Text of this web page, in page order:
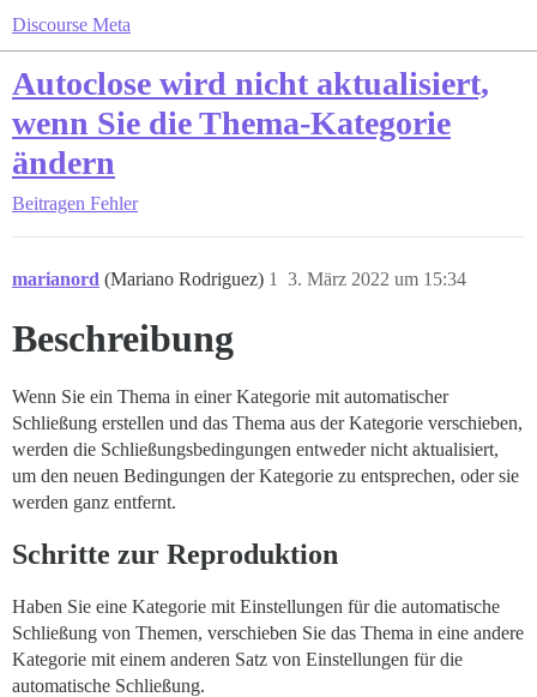
Discourse Meta
Autoclose wird nicht aktualisiert,
wenn Sie die Thema-Kategorie
ändern
Beitragen Fehler
marianord (Mariano Rodriguez) 3. März 2022 um 15:34
1
Beschreibung
Wenn Sie ein Thema in einer Kategorie mit automatischer
Schließung erstellen und das Thema aus der Kategorie verschieben,
werden die Schließungsbedingungen entweder nicht aktualisiert,
um den neuen Bedingungen der Kategorie zu entsprechen, oder sie
werden ganz entfernt.
Schritte zur Reproduktion
Haben Sie eine Kategorie mit Einstellungen für die automatische
Schließung von Themen, verschieben Sie das Thema in eine andere
Kategorie mit einem anderen Satz von Einstellungen für die
automatische Schließung.